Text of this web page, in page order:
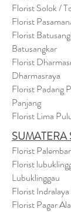
Florist Solok /
Florist
Florist
Batusangkar
Florist
Dharmasraya
Florist Padang
Panjang
Florist Lima
SUMATERA
Florist
Florist
Lubuklinggau
Florist
Florist Pagar